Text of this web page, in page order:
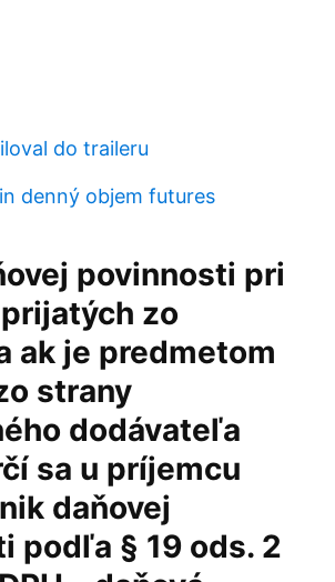
do traileru
denný objem futures
povinnosti pri
zo
ak je predmetom
strany
dodávateľa
sa u príjemcu
daňovej
podľa § 19 ods. 2